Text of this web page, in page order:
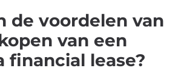
de voordelen van
van een
financial lease?